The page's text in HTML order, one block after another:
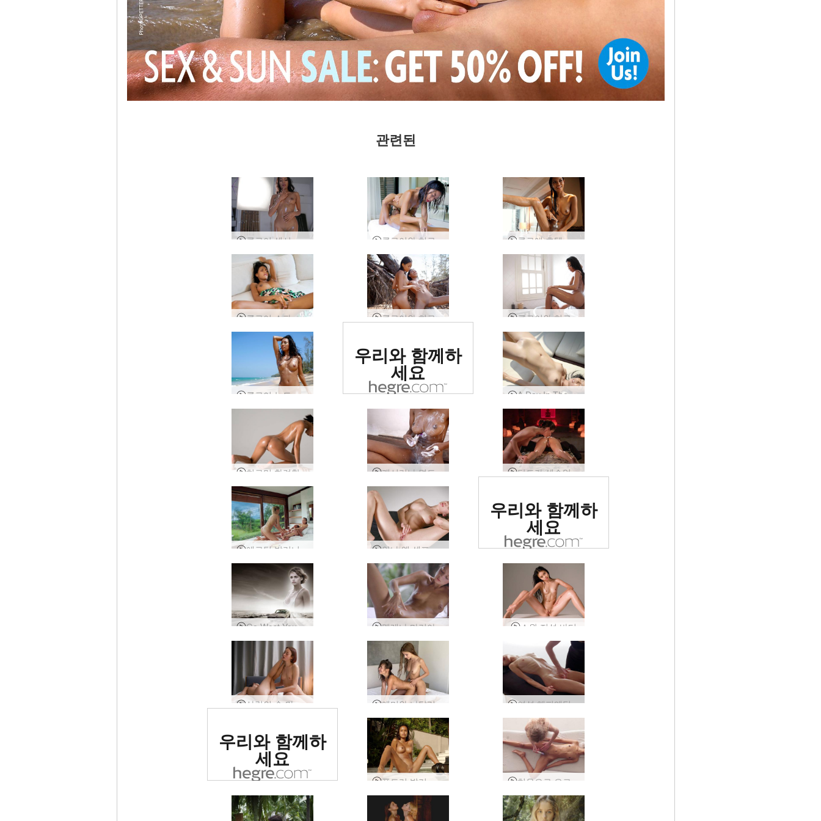
관련된
클로이 섹시 스튜디오 세션 클로이와 히로미 마사지와 자위 클로에 호텔 바스
클로이 소파 솔로 섹스 클로이와 히로미 해변에서의 하루 클로이와 히로미 입욕 미녀
클로이 누드 비치
사이트로 평가됨
우리와 함께하
세요
A Day In The Life of Magen, 방콕, 태국
히로미 화려한 여신 캐서리나 면도 세션 탄트라 섹슈얼 힐링 마사지
안나 엘 셀프 러브
사이트로 평가됨
우리와 함께하
세요
Go West Young Girl 멜레나 마리아 자위 소완 지성 바디
사랑의 손 마사지 에미와 나탈리아 휴가 중인 여자친구 여성 해피엔딩 마사지
사이트로 평가됨
우리와 함께하
세요
푸트리 발리 프로덕션